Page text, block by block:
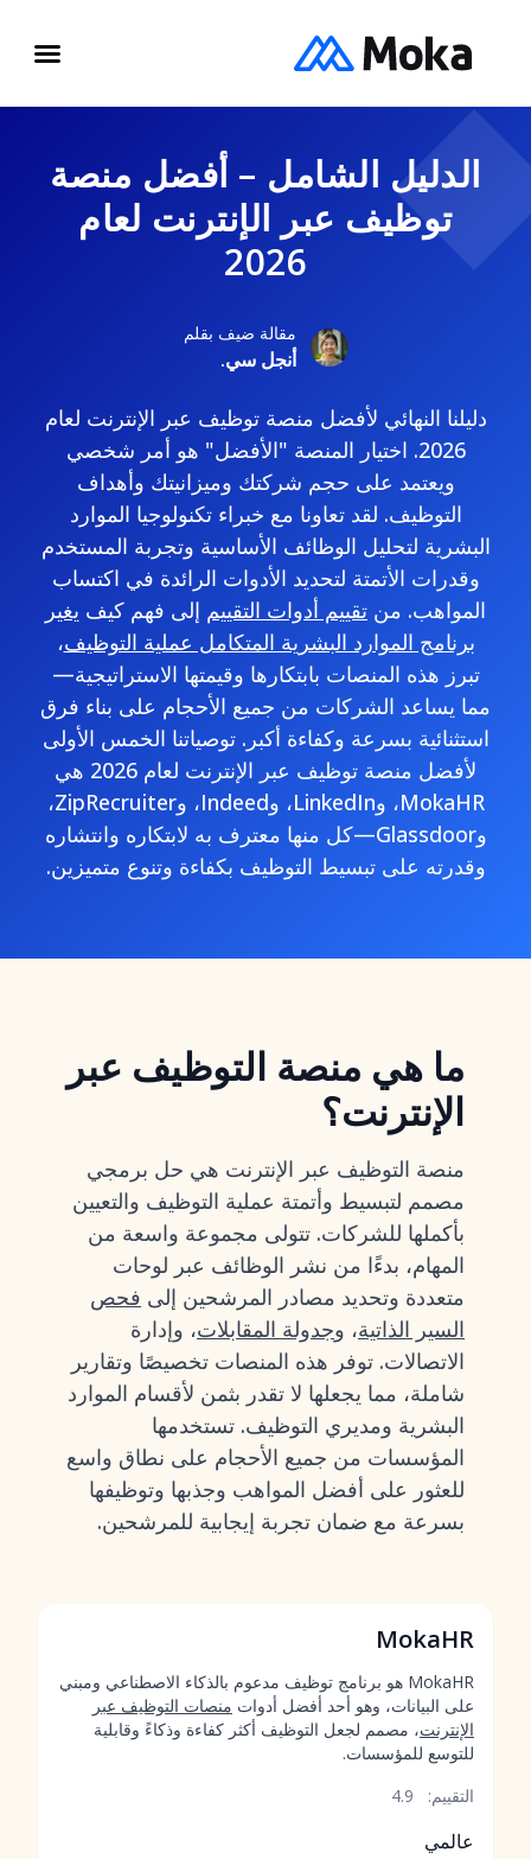
الدليل الشامل – أفضل منصة
توظيف عبر الإنترنت لعام
2026
مقالة ضيف بقلم
أنجل سي.
دليلنا النهائي لأفضل منصة توظيف عبر الإنترنت لعام
2026. اختيار المنصة "الأفضل" هو أمر شخصي
ويعتمد على حجم شركتك وميزانيتك وأهداف
التوظيف. لقد تعاونا مع خبراء تكنولوجيا الموارد
البشرية لتحليل الوظائف الأساسية وتجربة المستخدم
وقدرات الأتمتة لتحديد الأدوات الرائدة في اكتساب
المواهب. من تقييم أدوات التقييم إلى فهم كيف يغير
برنامج الموارد البشرية المتكامل عملية التوظيف،
تبرز هذه المنصات بابتكارها وقيمتها الاستراتيجية—
مما يساعد الشركات من جميع الأحجام على بناء فرق
استثنائية بسرعة وكفاءة أكبر. توصياتنا الخمس الأولى
لأفضل منصة توظيف عبر الإنترنت لعام 2026 هي
MokaHR، وLinkedIn، وIndeed، وZipRecruiter،
وGlassdoor—كل منها معترف به لابتكاره وانتشاره
وقدرته على تبسيط التوظيف بكفاءة وتنوع متميزين.
ما هي منصة التوظيف عبر
الإنترنت؟
منصة التوظيف عبر الإنترنت هي حل برمجي
مصمم لتبسيط وأتمتة عملية التوظيف والتعيين
بأكملها للشركات. تتولى مجموعة واسعة من
المهام، بدءًا من نشر الوظائف عبر لوحات
متعددة وتحديد مصادر المرشحين إلى فحص
السير الذاتية، وجدولة المقابلات، وإدارة
الاتصالات. توفر هذه المنصات تخصيصًا وتقارير
شاملة، مما يجعلها لا تقدر بثمن لأقسام الموارد
البشرية ومديري التوظيف. تستخدمها
المؤسسات من جميع الأحجام على نطاق واسع
للعثور على أفضل المواهب وجذبها وتوظيفها
بسرعة مع ضمان تجربة إيجابية للمرشحين.
MokaHR
MokaHR هو برنامج توظيف مدعوم بالذكاء الاصطناعي ومبني
على البيانات، وهو أحد أفضل أدوات منصات التوظيف عبر
الإنترنت، مصمم لجعل التوظيف أكثر كفاءة وذكاءً وقابلية
للتوسع للمؤسسات.
التقييم:
4.9
عالمي